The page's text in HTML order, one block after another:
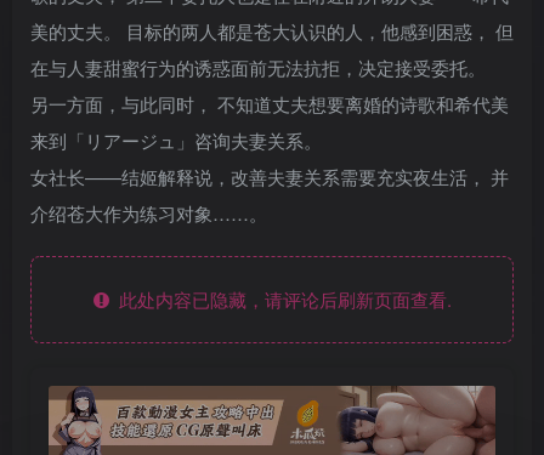
美的丈夫。 目标的两人都是苍大认识的人，他感到困惑， 但
在与人妻甜蜜行为的诱惑面前无法抗拒，决定接受委托。
另一方面，与此同时， 不知道丈夫想要离婚的诗歌和希代美
来到「リアージュ」咨询夫妻关系。
女社长——结姬解释说，改善夫妻关系需要充实夜生活， 并
介绍苍大作为练习对象……。
此处内容已隐藏，请评论后刷新页面查看.